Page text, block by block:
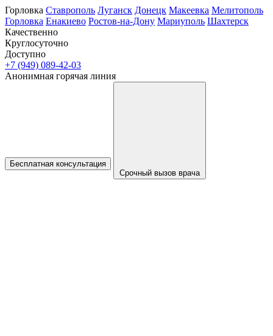
Горловка Ставрополь Луганск Донецк Макеевка Мелитополь
Горловка Енакиево Ростов-на-Дону Мариуполь Шахтерск
Качественно
Круглосуточно
Доступно
+7 (949) 089-42-03
Анонимная горячая линия
Бесплатная консультация
Срочный вызов врача